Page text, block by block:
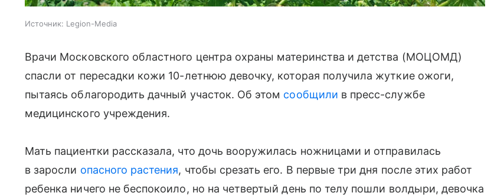
Источник: Legion-Media
Врачи Московского областного центра охраны материнства и детства (МОЦОМД)
спасли от пересадки кожи 10-летнюю девочку, которая получила жуткие ожоги,
пытаясь облагородить дачный участок. Об этом сообщили в пресс-службе
медицинского учреждения.
Мать пациентки рассказала, что дочь вооружилась ножницами и отправилась
в заросли опасного растения, чтобы срезать его. В первые три дня после этих работ
ребенка ничего не беспокоило, но на четвертый день по телу пошли волдыри, девочка